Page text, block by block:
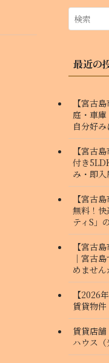
最近の
【宮古
庭・車
自分好
【宮古
付き
み・即
【宮古
無料！
ティS」
【宮古
｜宮古
めません
【2026
賃貸物件
賃貸店
ハウス（